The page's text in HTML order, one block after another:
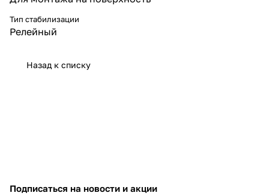
защищают
электрооборудование при
способны быстро погасить
Тип стабилизации
Релейный
Назад к списку
Подписаться на новости и акции